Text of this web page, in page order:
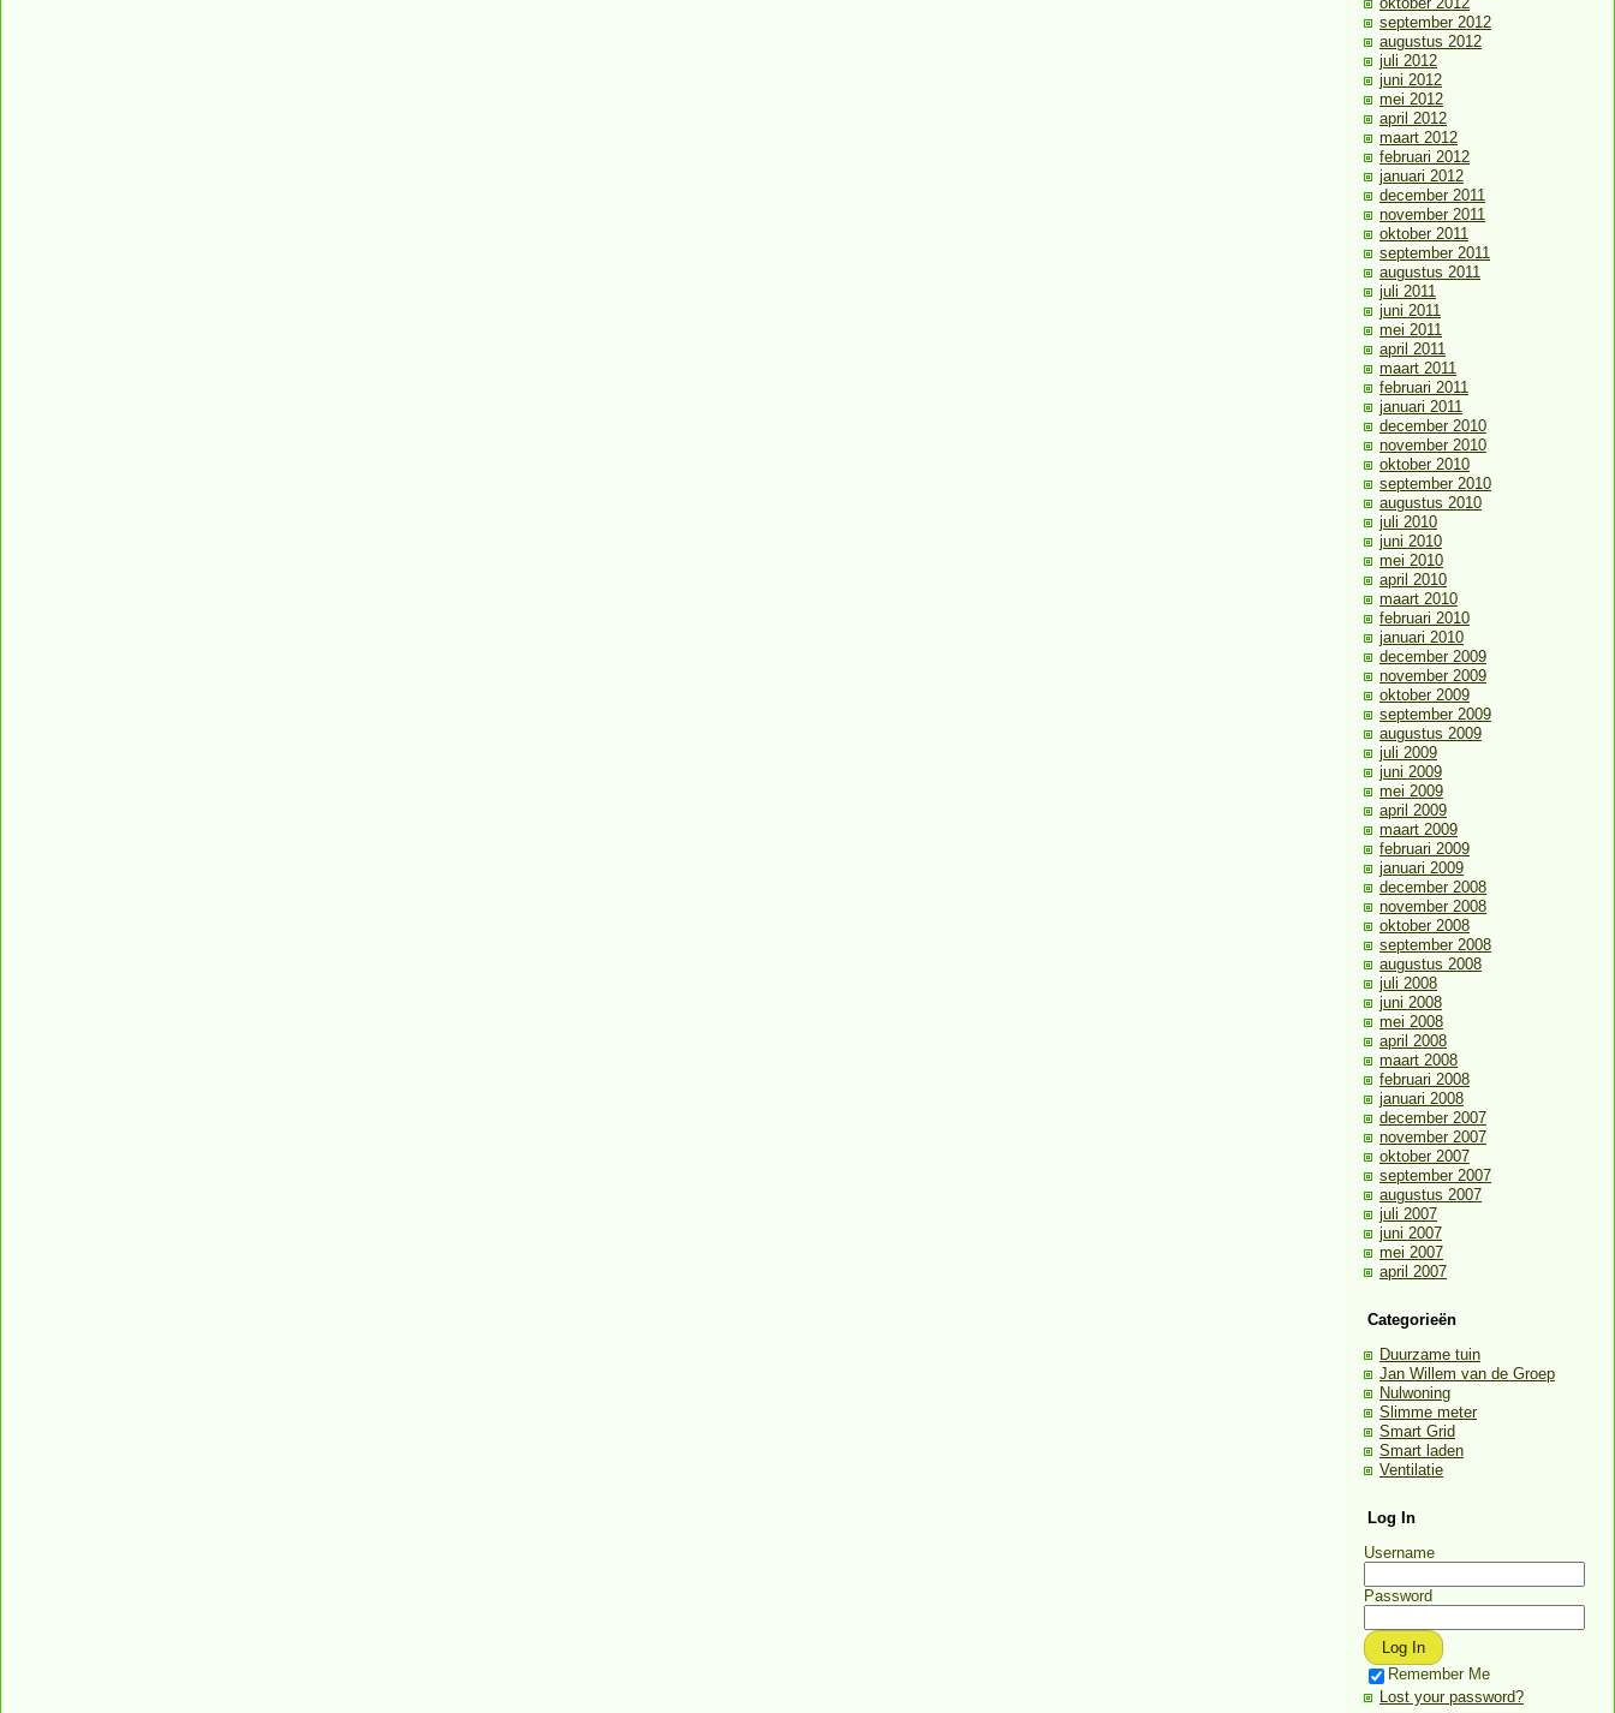
september 2012
augustus 2012
juli 2012
juni 2012
mei 2012
april 2012
maart 2012
februari 2012
januari 2012
december 2011
november 2011
oktober 2011
september 2011
augustus 2011
juli 2011
juni 2011
mei 2011
april 2011
maart 2011
februari 2011
januari 2011
december 2010
november 2010
oktober 2010
september 2010
augustus 2010
juli 2010
juni 2010
mei 2010
april 2010
maart 2010
februari 2010
januari 2010
december 2009
november 2009
oktober 2009
september 2009
augustus 2009
juli 2009
juni 2009
mei 2009
april 2009
maart 2009
februari 2009
januari 2009
december 2008
november 2008
oktober 2008
september 2008
augustus 2008
juli 2008
juni 2008
mei 2008
april 2008
maart 2008
februari 2008
januari 2008
december 2007
november 2007
oktober 2007
september 2007
augustus 2007
juli 2007
juni 2007
mei 2007
april 2007
Categorieën
Duurzame tuin
Jan Willem van de Groep
Nulwoning
Slimme meter
Smart Grid
Smart laden
Ventilatie
Log In
Username
Password
Remember Me
Lost your password?